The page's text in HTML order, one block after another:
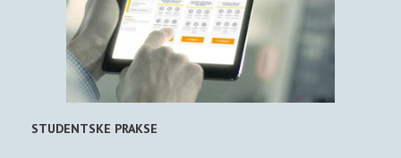
STUDENTSKE PRAKSE